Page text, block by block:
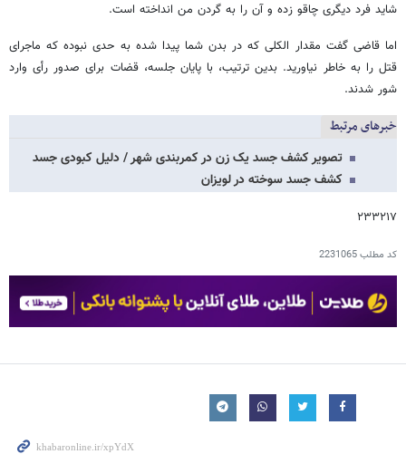
شاید فرد دیگری چاقو زده و آن را به گردن من انداخته است.
اما قاضی گفت مقدار الکلی که در بدن شما پیدا شده به حدی نبوده که ماجرای
قتل را به خاطر نیاورید. بدین ترتیب، با پایان جلسه، قضات برای صدور رأی وارد
شور شدند.
خبرهای مرتبط
تصویر کشف جسد یک زن در کمربندی شهر / دلیل کبودی جسد
کشف جسد سوخته در لویزان
۲۳۳۲۱۷
کد مطلب2231065